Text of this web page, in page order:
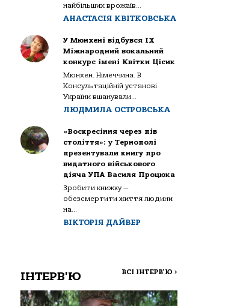
найбільших врожаїв...
АНАСТАСІЯ КВІТКОВСЬКА
У Мюнхені відбувся IX
Міжнародний вокальний
конкурс імені Квітки Цісик
Мюнхен. Німеччина. В
Консультаційній установі
України вшанували...
ЛЮДМИЛА ОСТРОВСЬКА
«Воскресіння через пів
століття»: у Тернополі
презентували книгу про
видатного військового
діяча УПА Василя Процюка
Зробити книжку —
обезсмертити життя людини
на...
ВІКТОРІЯ ДАЙВЕР
ІНТЕРВ'Ю ВСІ ІНТЕРВ'Ю >